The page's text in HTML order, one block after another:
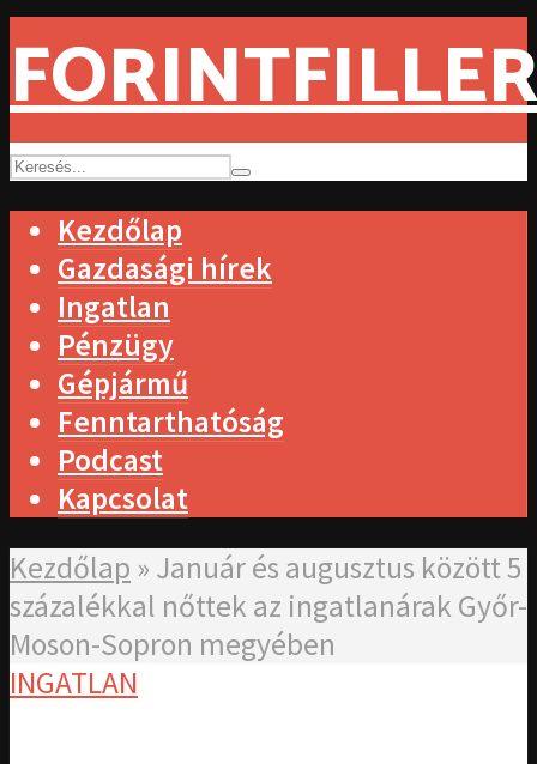
Kezdőlap
Gazdasági hírek
Ingatlan
Pénzügy
Gépjármű
Fenntarthatóság
Podcast
Kapcsolat
Kezdőlap » Január és augusztus között 5
százalékkal nőttek az ingatlanárak Győr-
Moson-Sopron megyében
INGATLAN